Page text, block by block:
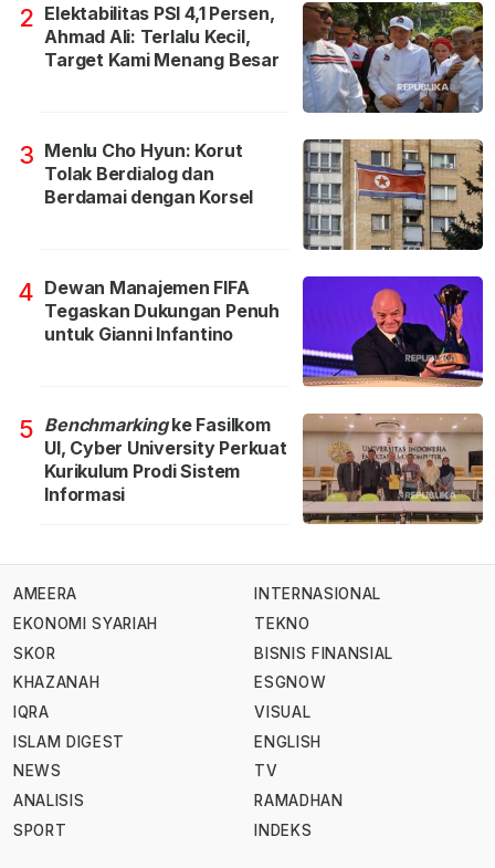
2 Elektabilitas PSI 4,1 Persen,
Ahmad Ali: Terlalu Kecil,
Target Kami Menang Besar
3 Menlu Cho Hyun: Korut
Tolak Berdialog dan
Berdamai dengan Korsel
4 Dewan Manajemen FIFA
Tegaskan Dukungan Penuh
untuk Gianni Infantino
5 Benchmarkingke Fasilkom
UI, Cyber University Perkuat
Kurikulum Prodi Sistem
Informasi
AMEERA
EKONOMI SYARIAH
SKOR
KHAZANAH
IQRA
ISLAM DIGEST
NEWS
ANALISIS
SPORT
INTERNASIONAL
TEKNO
BISNIS FINANSIAL
ESGNOW
VISUAL
ENGLISH
TV
RAMADHAN
INDEKS